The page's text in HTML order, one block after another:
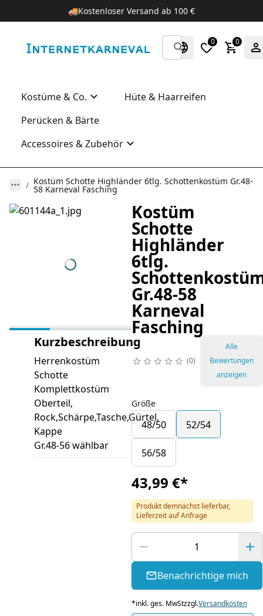
🚚Kostenloser Versand ab 100 €
0 0
Kostüme & Co.
Hüte & Haarreifen
Perücken & Bärte
Accessoires & Zubehör
Kostüm Schotte Highländer 6tlg. Schottenkostüm Gr.48-
58 Karneval Fasching
Kurzbeschreibung
Herrenkostüm
Schotte
Komplettkostüm
Oberteil,
Rock,Schärpe,Tasche,Gürtel,
Kappe
Gr.48-56 wählbar
Kostüm
Schotte
Highländer
6tlg.
Gr.48-58
Karneval
Fasching
0
Alle
Bewertungen
anzeigen
Größe
48/50 52/54
56/58
43,99 €*
Produkt demnächst lieferbar,
Lieferzeit auf Anfrage
Benachrichtige mich
*inkl. ges. MwStzzgl.Versandkosten